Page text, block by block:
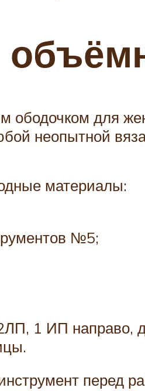
ободочком для
неопытной
материалы:
№5;
1 ИП направо,
перед